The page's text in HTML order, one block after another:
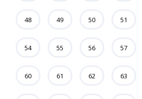
48 49 50 51
54 55 56 57
60 61 62 63